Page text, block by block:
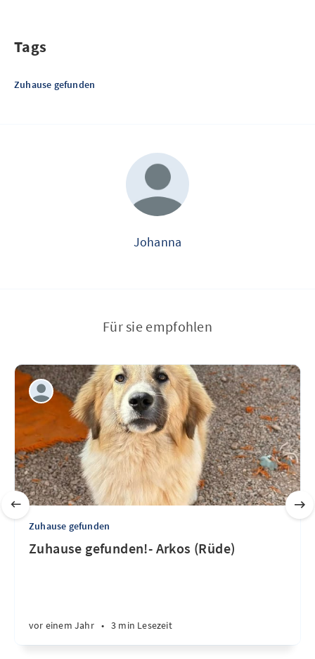
Tags
Zuhause gefunden
Johanna
Für sie empfohlen
Zuhause gefunden
Zuhause gefunden!- Arkos (Rüde)
vor einem Jahr • 3 min Lesezeit